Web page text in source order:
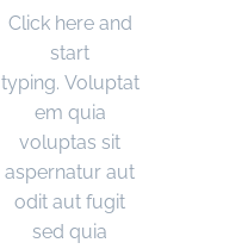
Click here and
start
typing. Voluptat
em quia
voluptas sit
aspernatur aut
odit aut fugit
sed quia